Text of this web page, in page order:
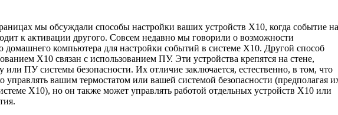
мы обсуждали способы настройки ваших устройств Х10, когда событие на
к активации другого. Совсем недавно мы говорили о возможности
домашнего компьютера для настрой­ки событий в системе Х10. Другой способ
Х10 связан с использованием ПУ. Эти устройства крепятся на стене,
или ПУ системы безопасности. Их отличие заключается, естественно, в том, что
управлять вашим термостатом или вашей системой безопасности (предполагая
Х10), но он также может управлять работой отдельных устройств X10 или